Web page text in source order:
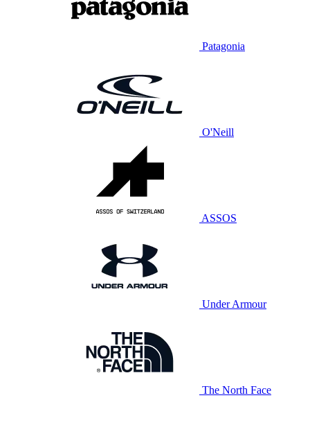
Patagonia
O'Neill
ASSOS
Under Armour
The North Face